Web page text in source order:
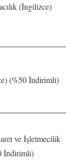
(İngilizce)
(%50 İndirimli)
ve İşletmecilik
İndirimli)